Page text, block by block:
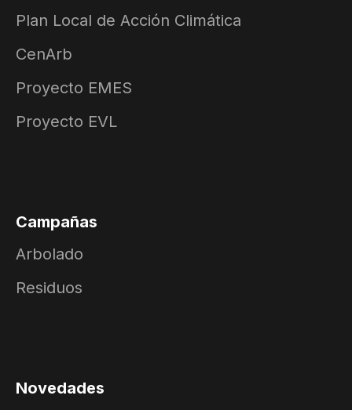
Plan Local de Acción Climática
CenArb
Proyecto EMES
Proyecto EVL
Campañas
Arbolado
Residuos
Novedades